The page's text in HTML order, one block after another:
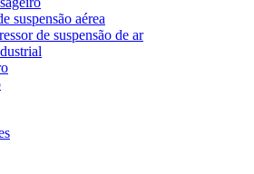
suspensão aérea
de suspensão de ar